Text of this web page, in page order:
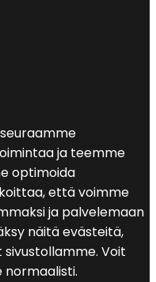
ja teemme
optimoida
että voimme
ja palvelemaan
näitä evästeitä,
Voit